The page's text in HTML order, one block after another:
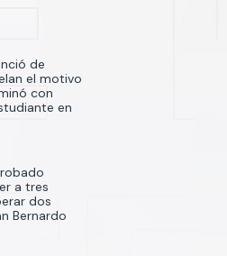
de
el motivo
con
en
a tres
dos
Bernardo